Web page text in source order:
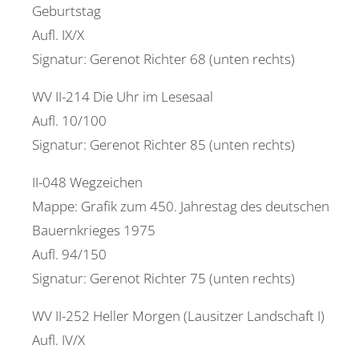
Geburtstag
Aufl. IX/X
Signatur: Gerenot Richter 68 (unten rechts)
WV II-214 Die Uhr im Lesesaal
Aufl. 10/100
Signatur: Gerenot Richter 85 (unten rechts)
II-048 Wegzeichen
Mappe: Grafik zum 450. Jahrestag des deutschen
Bauernkrieges 1975
Aufl. 94/150
Signatur: Gerenot Richter 75 (unten rechts)
WV II-252 Heller Morgen (Lausitzer Landschaft I)
Aufl. IV/X